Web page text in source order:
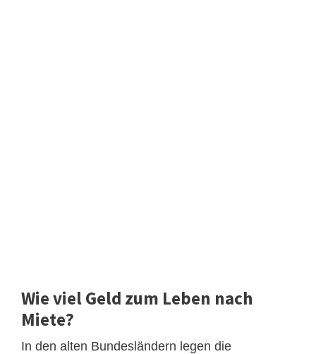
Wie viel Geld zum Leben nach
Miete?
In den alten Bundesländern legen die